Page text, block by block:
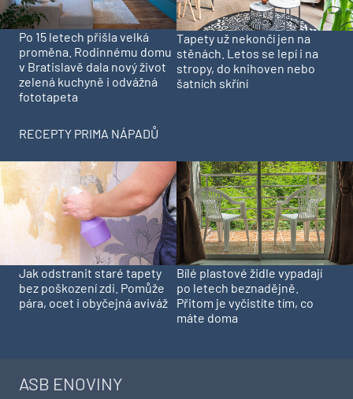
Po 15 letech přišla velká
proměna. Rodinnému domu
v Bratislavě dala nový život
zelená kuchyně i odvážná
fototapeta
Tapety už nekončí jen na
stěnách. Letos se lepí i na
stropy, do knihoven nebo
šatních skříní
RECEPTY PRIMA NÁPADŮ
Jak odstranit staré tapety
bez poškození zdi. Pomůže
pára, ocet i obyčejná aviváž
Bílé plastové židle vypadají
po letech beznadějně.
Přitom je vyčistíte tím, co
máte doma
ASB ENOVINY